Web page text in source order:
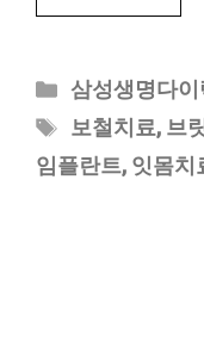
카
테
고
리
삼성생명다이
태
그
보철치료, 브
임플란트, 잇몸치